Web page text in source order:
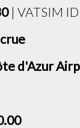
| VATSIM
d'Azur